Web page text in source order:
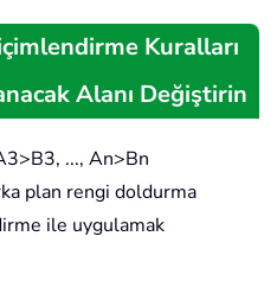
Kuralları
Alanı Değiştirin
..., An>Bn
plan rengi doldurma
ile uygulamak